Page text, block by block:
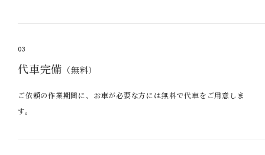
03
代車完備 （無料）
ご依頼の作業期間に、お車が必要な方には無料で代車をご用意しま
す。